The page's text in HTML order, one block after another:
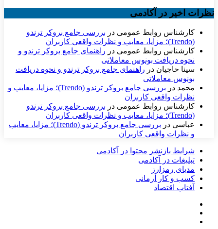
نظرات اخیر در آکادمی
کارشناس روابط عمومی در بررسی جامع بروکر ترندو
(Trendo)؛ مزایا، معایب و نظرات واقعی کاربران
کارشناس روابط عمومی در راهنمای جامع بروکر ترندو و
نحوه دریافت بونوس معاملاتی
سینا حاجیان در راهنمای جامع بروکر ترندو و نحوه دریافت
بونوس معاملاتی
محمد در
بررسی جامع بروکر ترندو (Trendo)؛ مزایا، معایب و
نظرات واقعی کاربران
کارشناس روابط عمومی در بررسی جامع بروکر ترندو
(Trendo)؛ مزایا، معایب و نظرات واقعی کاربران
عباسی در
بررسی جامع بروکر ترندو (Trendo)؛ مزایا، معایب
و نظرات واقعی کاربران
شرایط بازنشر محتوا در آکادمی
تبلیغات در آکادمی
مدیای رمزارز
کسب و کار آرمانی
آفتاب اقتصاد